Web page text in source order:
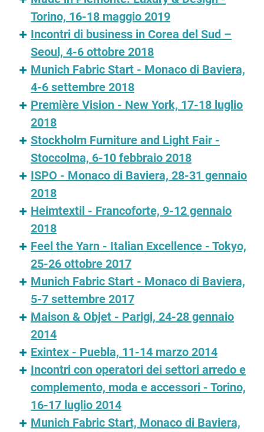
Torino, 16-18 maggio 2019
Incontri di business in Corea del Sud –
Seoul, 4-6 ottobre 2018
Munich Fabric Start - Monaco di Baviera,
4-6 settembre 2018
Première Vision - New York, 17-18 luglio
2018
Stockholm Furniture and Light Fair -
Stoccolma, 6-10 febbraio 2018
ISPO - Monaco di Baviera, 28-31 gennaio
2018
Heimtextil - Francoforte, 9-12 gennaio
2018
Feel the Yarn - Italian Excellence - Tokyo,
25-26 ottobre 2017
Munich Fabric Start - Monaco di Baviera,
5-7 settembre 2017
Maison & Objet - Parigi, 24-28 gennaio
2014
Exintex - Puebla, 11-14 marzo 2014
Incontri con operatori dei settori arredo e
complemento, moda e accessori - Torino,
16-17 luglio 2014
Munich Fabric Start, Monaco di Baviera,